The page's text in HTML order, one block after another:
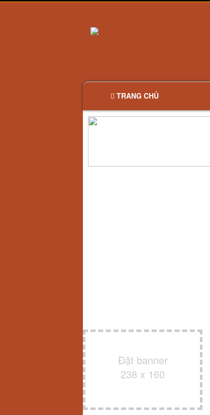
TRANG CHỦ
Đặt banner
238 x 160